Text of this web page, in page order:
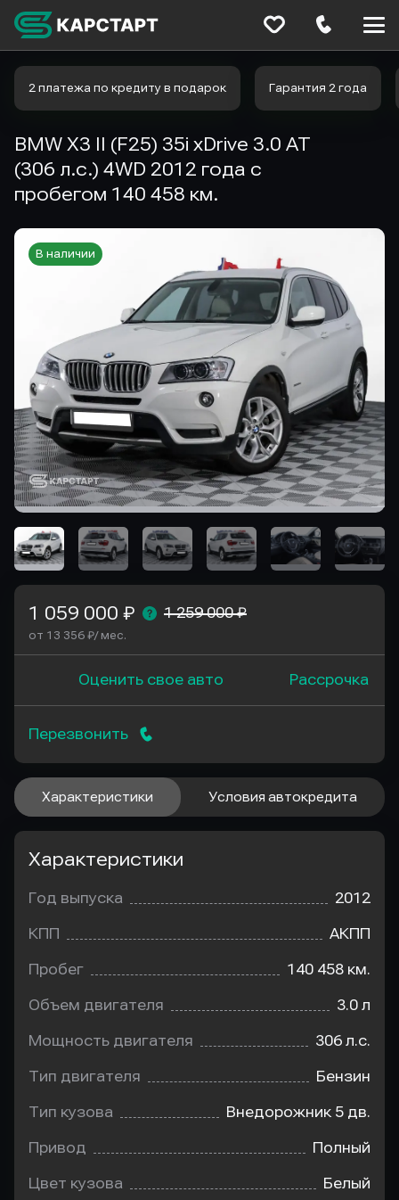
2 платежа по кредиту в подарок Гарантия 2 года
BMW X3 II (F25) 35i xDrive 3.0 AT
(306 л.с.) 4WD 2012 года с
пробегом 140 458 км.
В наличии
1 059 000 ₽ 1 259 000 ₽
от 13 356 ₽/ мес.
Оценить свое авто Рассрочка
Перезвонить
Характеристики Условия автокредита
Характеристики
Год выпуска 2012
КПП АКПП
Пробег 140 458 км.
Объем двигателя 3.0 л
Мощность двигателя 306 л.с.
Тип двигателя Бензин
Тип кузова Внедорожник 5 дв.
Привод Полный
Цвет кузова Белый